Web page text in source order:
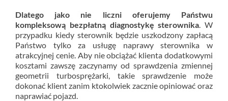
Dlatego jako nie liczni oferujemy Państwu
kompleksową bezpłatną diagnostykę sterownika. W
przypadku kiedy sterownik będzie uszkodzony zapłacą
Państwo tylko za usługę naprawy sterownika w
atrakcyjnej cenie. Aby nie obciążać klienta dodatkowymi
kosztami zawszę zaczynamy od sprawdzenia zmiennej
geometrii turbosprężarki, takie sprawdzenie może
dokonać klient zanim ktokolwiek zacznie opiniować oraz
naprawiać pojazd.